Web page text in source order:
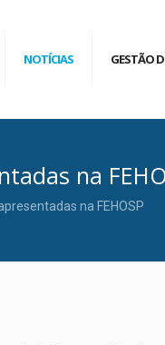
NOTÍCIAS GESTÃO
na
na FEHOSP